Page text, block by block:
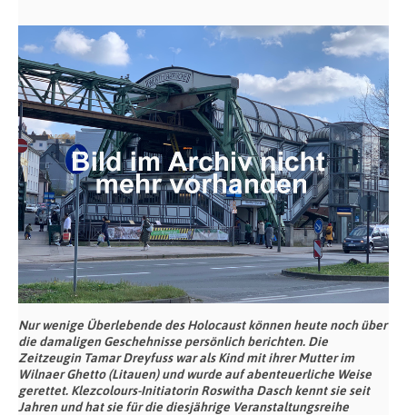
Nur wenige Überlebende des Holocaust können heute noch über
die damaligen Geschehnisse persönlich berichten. Die
Zeitzeugin Tamar Dreyfuss war als Kind mit ihrer Mutter im
Wilnaer Ghetto (Litauen) und wurde auf abenteuerliche Weise
gerettet. Klezcolours-Initiatorin Roswitha Dasch kennt sie seit
Jahren und hat sie für die diesjährige Veranstaltungsreihe